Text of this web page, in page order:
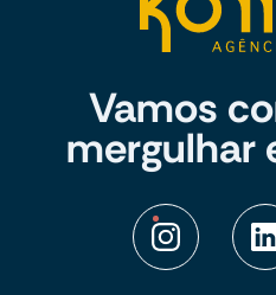
Vamos
mergulhar